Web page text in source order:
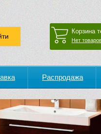
Корзина
Нет
Распродажа